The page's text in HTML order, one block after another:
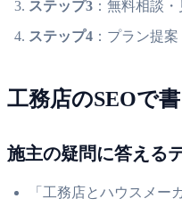
ステップ3 ：無料相談
ステップ4 ：プラン提
工務店のSEOで
施主の疑問に答える
「工務店とハウスメー